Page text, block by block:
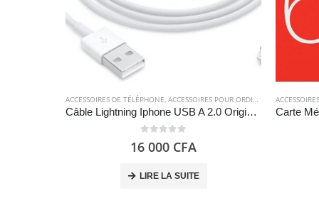
ACCESSOIRES DE TÉLÉPHONE, ACCESSOIRES POUR ORDINATEUR ,APPLE,
Câble Lightning Iphone USB A 2.0 Original (1m ) – Apple
16 000 CFA
LIRE LA SUITE